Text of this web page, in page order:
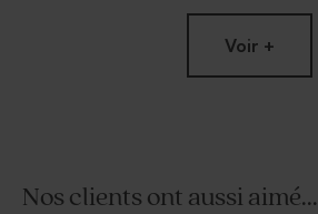
Voir +
Nos clients ont aussi aimé...